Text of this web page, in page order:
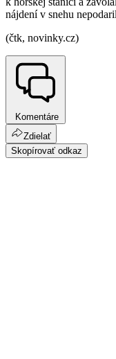
nájdení v snehu
(čtk, novinky.cz)
Komentáre
Zdielať
Skopírovať odkaz